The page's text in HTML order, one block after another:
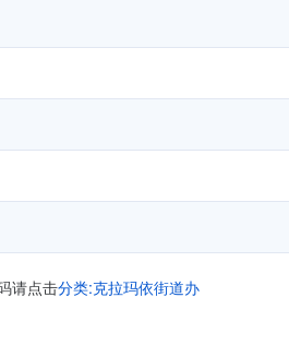
请点击分类:克拉玛依街道办